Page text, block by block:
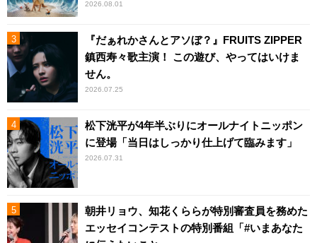
2026.08.01
『だぁれかさんとアソぼ？』FRUITS ZIPPER
鎮西寿々歌主演！ この遊び、やってはいけま
せん。
2026.07.25
松下洸平が4年半ぶりにオールナイトニッポン
に登場「当日はしっかり仕上げて臨みます」
2026.07.31
朝井リョウ、知花くららが特別審査員を務めた
エッセイコンテストの特別番組「#いまあなた